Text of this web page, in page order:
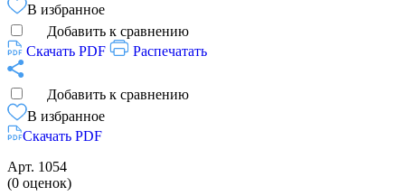
В избранное
Добавить к сравнению
Скачать PDF
Распечатать
Добавить к сравнению
В избранное
Скачать PDF
Арт. 1054
(0 оценок)